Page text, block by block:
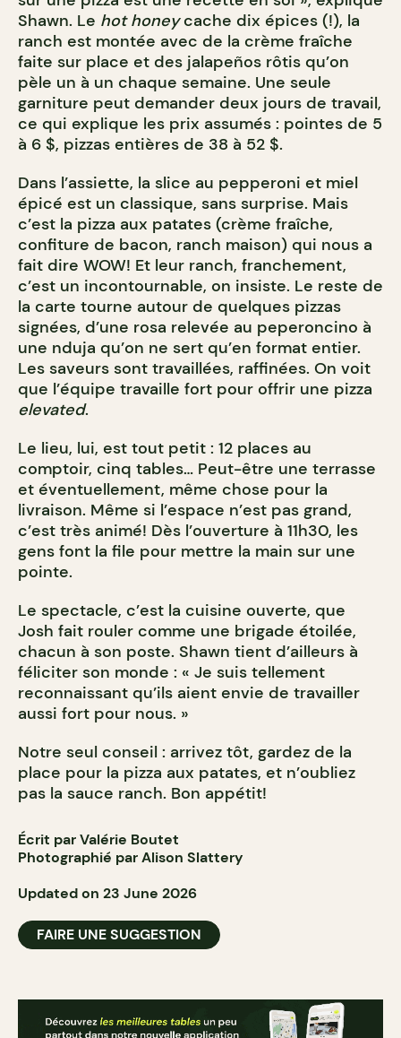
Shawn. Le hot honeycache dix épices (!), la
ranch est montée avec de la crème fraîche
faite sur place et des jalapeños rôtis qu’on
pèle un à un chaque semaine. Une seule
garniture peut demander deux jours de travail,
ce qui explique les prix assumés : pointes de 5
à 6 $, pizzas entières de 38 à 52 $.
Dans l’assiette, la slice au pepperoni et miel
épicé est un classique, sans surprise. Mais
c’est la pizza aux patates (crème fraîche,
confiture de bacon, ranch maison) qui nous a
fait dire WOW! Et leur ranch, franchement,
c’est un incontournable, on insiste. Le reste de
la carte tourne autour de quelques pizzas
signées, d’une rosa relevée au peperoncino à
une nduja qu’on ne sert qu’en format entier.
Les saveurs sont travaillées, raffinées. On voit
que l’équipe travaille fort pour offrir une pizza
elevated.
Le lieu, lui, est tout petit : 12 places au
comptoir, cinq tables… Peut-être une terrasse
et éventuellement, même chose pour la
livraison. Même si l’espace n’est pas grand,
c’est très animé! Dès l’ouverture à 11h30, les
gens font la file pour mettre la main sur une
pointe.
Le spectacle, c’est la cuisine ouverte, que
Josh fait rouler comme une brigade étoilée,
chacun à son poste. Shawn tient d’ailleurs à
féliciter son monde : « Je suis tellement
reconnaissant qu’ils aient envie de travailler
aussi fort pour nous. »
Notre seul conseil : arrivez tôt, gardez de la
place pour la pizza aux patates, et n’oubliez
pas la sauce ranch. Bon appétit!
Écrit par Valérie Boutet
Photographié par Alison Slattery
Updated on 23 June 2026
FAIRE UNE SUGGESTION